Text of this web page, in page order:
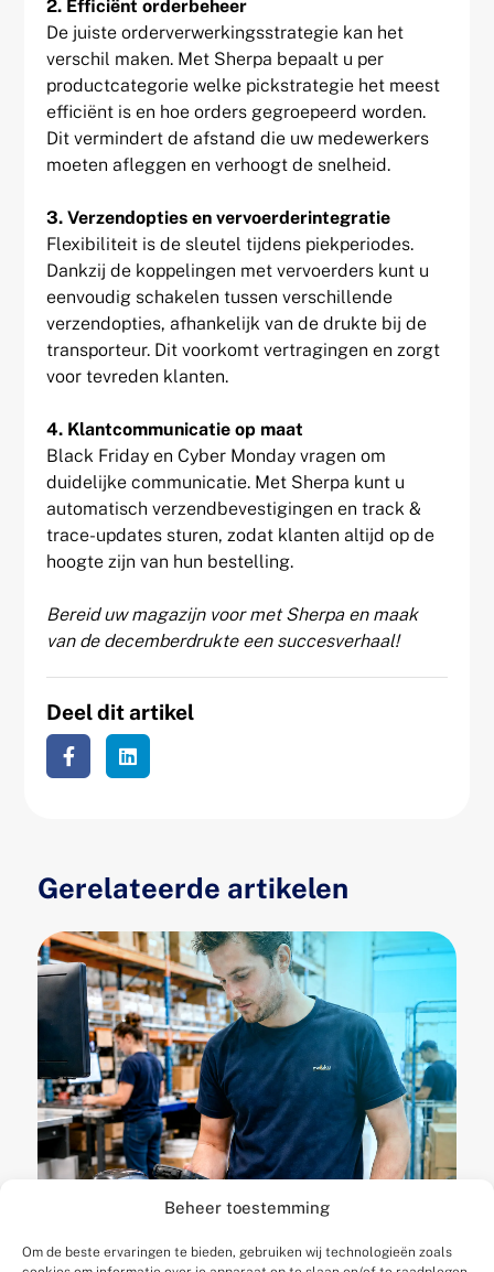
Beheer toestemming
Om de beste ervaringen te bieden, gebruiken wij technologieën zoals
2. Efficiënt orderbeheer
De juiste orderverwerkingsstrategie kan het
verschil maken. Met Sherpa bepaalt u per
productcategorie welke pickstrategie het meest
efficiënt is en hoe orders gegroepeerd worden.
Dit vermindert de afstand die uw medewerkers
moeten afleggen en verhoogt de snelheid.
3. Verzendopties en vervoerderintegratie
Flexibiliteit is de sleutel tijdens piekperiodes.
Dankzij de koppelingen met vervoerders kunt u
eenvoudig schakelen tussen verschillende
verzendopties, afhankelijk van de drukte bij de
transporteur. Dit voorkomt vertragingen en zorgt
voor tevreden klanten.
4. Klantcommunicatie op maat
Black Friday en Cyber Monday vragen om
duidelijke communicatie. Met Sherpa kunt u
automatisch verzendbevestigingen en track &
trace-updates sturen, zodat klanten altijd op de
hoogte zijn van hun bestelling.
Bereid uw magazijn voor met Sherpa en maak
van de decemberdrukte een succesverhaal!
Deel dit artikel
Gerelateerde artikelen